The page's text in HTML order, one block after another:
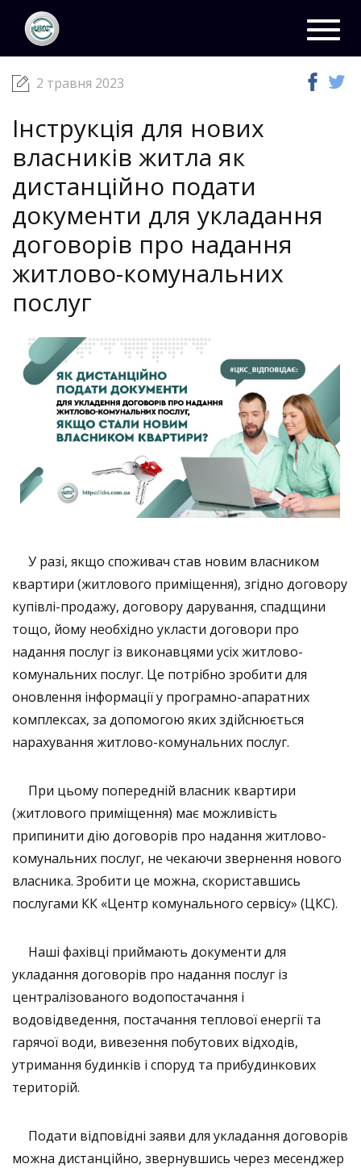
ЦКС
2 травня 2023
Інструкція для нових
власників житла як
дистанційно подати
документи для укладання
договорів про надання
житлово-комунальних
послуг
У разі, якщо споживач став новим власником
квартири (житлового приміщення), згідно договору
купівлі-продажу, договору дарування, спадщини
тощо, йому необхідно укласти договори про
надання послуг із виконавцями усіх житлово-
комунальних послуг. Це потрібно зробити для
оновлення інформації у програмно-апаратних
комплексах, за допомогою яких здійснюється
нарахування житлово-комунальних послуг.
При цьому попередній власник квартири
(житлового приміщення) має можливість
припинити дію договорів про надання житлово-
комунальних послуг, не чекаючи звернення нового
власника. Зробити це можна, скориставшись
послугами КК «Центр комунального сервісу» (ЦКС).
Наші фахівці приймають документи для
укладання договорів про надання послуг із
централізованого водопостачання і
водовідведення, постачання теплової енергії та
гарячої води, вивезення побутових відходів,
утримання будинків і споруд та прибудинкових
територій.
Подати відповідні заяви для укладання договорів
можна дистанційно, звернувшись через месенджер